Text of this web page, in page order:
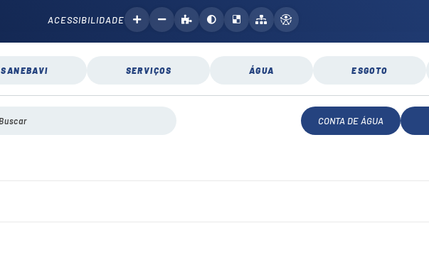
SANEBAVI SERVIÇOS ÁGUA ESGOTO
CONTA DE ÁGUA
ACESSIBILIDADE